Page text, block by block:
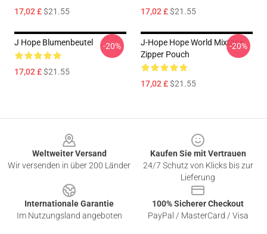
17,02 £$21.55 17,02 £$21.55
J Hope Blumenbeutel
17,02 £$21.55
-20%
J-Hope Hope World Mixtape.
Zipper Pouch
17,02 £$21.55
-20%
Weltweiter Versand
Wir versenden in über 200 Länder
Kaufen Sie mit Vertrauen
24/7 Schutz von Klicks bis zur
Lieferung
Internationale Garantie
Im Nutzungsland angeboten
100% Sicherer Checkout
PayPal / MasterCard / Visa